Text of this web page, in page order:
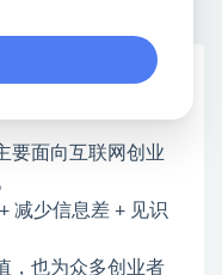
要面向互联网创业
减少信息差 + 见识
，也为众多创业者